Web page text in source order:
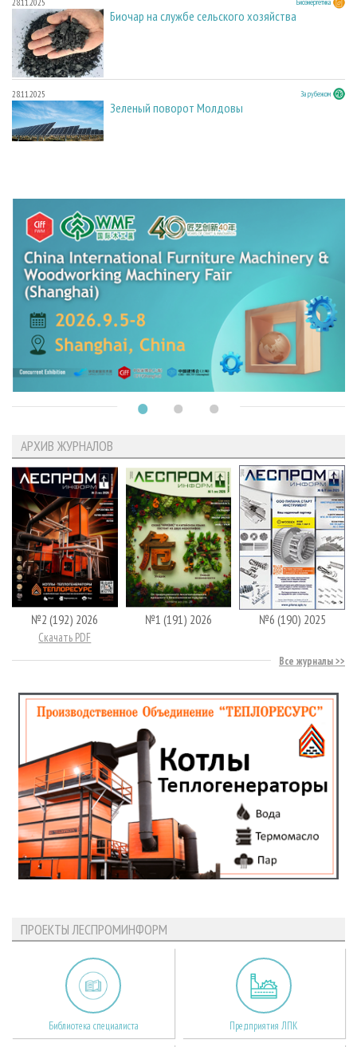
28.11.2025 Биоэнергетика
Биочар на службе сельского хозяйства
28.11.2025 За рубежом
Зеленый поворот Молдовы
АРХИВ ЖУРНАЛОВ
№2 (192) 2026
Скачать PDF
№1 (191) 2026 №6 (190) 2025
Все журналы
ПРОЕКТЫ ЛЕСПРОМИНФОРМ
Библиотека специалиста Предприятия ЛПК